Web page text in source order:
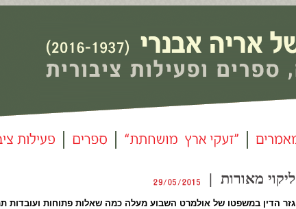
ליקוי מאורות |
גזר הדין במשפטו של אולמרט השבוע מעלה כמה שאלות פתוחות ועובדות